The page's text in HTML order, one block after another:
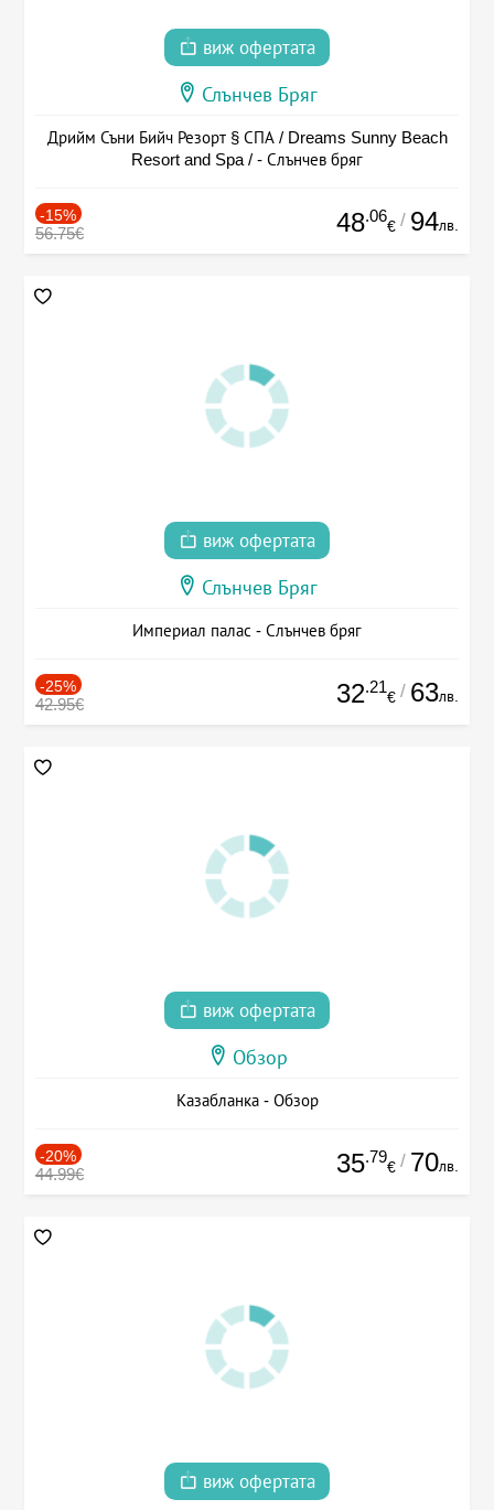
виж офертата
Слънчев Бряг
Дрийм Съни Бийч Резорт § СПА / Dreams Sunny Beach
Resort and Spa / - Слънчев бряг
-15%
56.75€ 48.06
€ / 94лв.
виж офертата
Слънчев Бряг
Империал палас - Слънчев бряг
-25%
42.95€ 32.21
€ / 63лв.
виж офертата
Обзор
Казабланка - Обзор
-20%
44.99€ 35.79
€ / 70лв.
виж офертата